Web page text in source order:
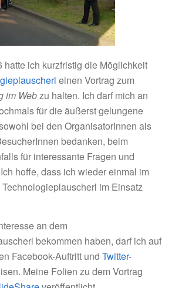
hatte ich kurzfristig die Möglichkeit
einen Vortrag zum
im Webzu halten. Ich darf mich an
für die äußerst gelungene
bei den OrganisatorInnen als
bedanken, beim
für interessante Fragen und
hoffe, dass ich wieder einmal im
im Einsatz
an dem
bekommen haben, darf ich auf
Facebook-Auftritt und Twitter-
Meine Folien zu dem Vortrag